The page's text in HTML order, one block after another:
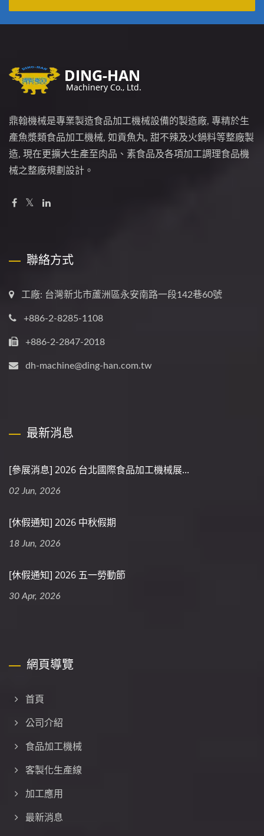
鼎翰機械是專業製造食品加工機械設備的製造廠, 專精於生
產魚漿類食品加工機械, 如貢魚丸, 甜不辣及火鍋料等整廠製
造, 現在更擴大生產至肉品、素食品及各項加工調理食品機
械之整廠規劃設計。
聯絡方式
工廠: 台灣新北市蘆洲區永安南路一段142巷60號
+886-2-8285-1108
+886-2-2847-2018
dh-machine@ding-han.com.tw
最新消息
[參展消息] 2026 台北國際食品加工機械展...
02 Jun, 2026
[休假通知] 2026 中秋假期
18 Jun, 2026
[休假通知] 2026 五一勞動節
30 Apr, 2026
網頁導覽
首頁
公司介紹
食品加工機械
客製化生產線
加工應用
最新消息